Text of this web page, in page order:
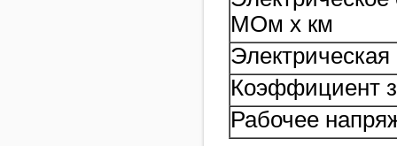
МОм х км
Коэффициент
Рабочее